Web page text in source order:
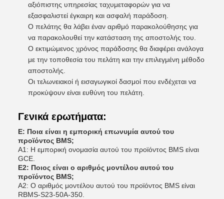
αξιόπιστης υπηρεσίας ταχυμεταφορών για να
εξασφαλιστεί έγκαιρη και ασφαλή παράδοση.
Ο πελάτης θα λάβει έναν αριθμό παρακολούθησης για
να παρακολουθεί την κατάσταση της αποστολής του.
Ο εκτιμώμενος χρόνος παράδοσης θα διαφέρει ανάλογα
με την τοποθεσία του πελάτη και την επιλεγμένη μέθοδο
αποστολής.
Οι τελωνειακοί ή εισαγωγικοί δασμοί που ενδέχεται να
προκύψουν είναι ευθύνη του πελάτη.
Γενικά ερωτήματα:
Ε: Ποια είναι η εμπορική επωνυμία αυτού του
προϊόντος BMS;
Α1: Η εμπορική ονομασία αυτού του προϊόντος BMS είναι
GCE.
Ε2: Ποιος είναι ο αριθμός μοντέλου αυτού του
προϊόντος BMS;
Α2: Ο αριθμός μοντέλου αυτού του προϊόντος BMS είναι
RBMS-S23-50A-350.